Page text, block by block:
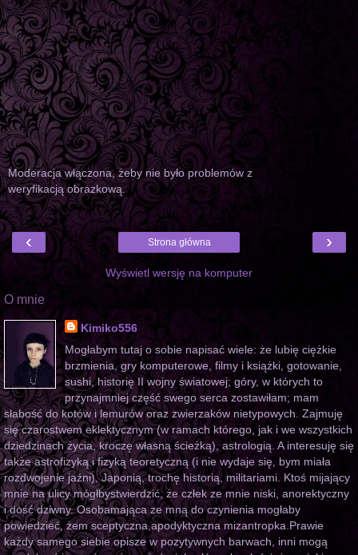
Moderacja włączona, żeby nie było problemów z
weryfikacją obrazkową.
‹ ›
Strona główna
Wyświetl wersję na komputer
O mnie
Kimiko556
Mogłabym tutaj o sobie napisać wiele: że lubię ciężkie
brzmienia, gry komputerowe, filmy i książki, gotowanie,
sushi, historię II wojny światowej; góry, w których to
przynajmniej część swego serca zostawiłam; mam
słabość do kotów i lemurów oraz zwierzaków nietypowych. Zajmuję
się czarostwem eklektycznym (w ramach którego, jak i we wszystkich
dziedzinach życia, kroczę własną ścieżką), astrologią. A interesuję się
także astrofizyką i fizyką teoretyczną (i nie wydaje się, bym miała
rozdwojenie jaźni), Japonią, trochę historią, militariami. Ktoś mijający
mnie na ulicy mógłbystwierdzić, że człek ze mnie niski, anorektyczny
i dość dziwny. Osobamająca ze mną do czynienia mogłaby
powiedzieć, żem sceptyczna,apodyktyczna mizantropka.Prawie
każdy samego siebie opisze w pozytywnych barwach, inni mogą